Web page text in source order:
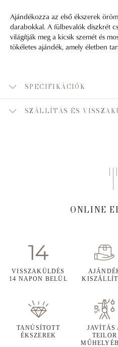
Ajándékozza az első ékszerek
darabokkal. A fülbevalók diszkrét
világítják meg a kicsik szemét és
tökéletes ajándék, amely életben
SPECIFIKÁCIÓK
SZÁLLÍTÁS ÉS
ONLINE
VISSZAKÜLDÉS
14 NAPON BELÜL
TANÚSÍTOTT
ÉKSZEREK
JAVÍTÁS
TEILOR